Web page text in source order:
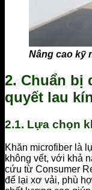
Nâng cao kỹ
2. Chuẩn bị
quyết lau
2.1. Lựa chọn
Khăn microfiber là
không vết, với khả
cứu từ Consumer
để lại xơ vải, phù